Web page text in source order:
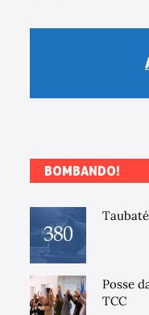
BOMBANDO!
Posse
TCC